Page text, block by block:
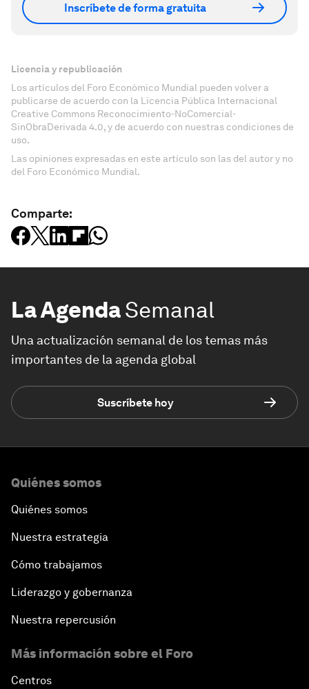
Inscríbete de forma gratuita
Licencia y republicación
Los artículos del Foro Económico Mundial pueden volver a
publicarse de acuerdo con la Licencia Pública Internacional
Creative Commons Reconocimiento-NoComercial-
SinObraDerivada 4.0, y de acuerdo con nuestras condiciones de
uso.
Las opiniones expresadas en este artículo son las del autor y no
del Foro Económico Mundial.
Comparte:
La AgendaSemanal
Una actualización semanal de los temas más
importantes de la agenda global
Suscríbete hoy
Quiénes somos
Quiénes somos
Nuestra estrategia
Cómo trabajamos
Liderazgo y gobernanza
Nuestra repercusión
Más información sobre el Foro
Centros